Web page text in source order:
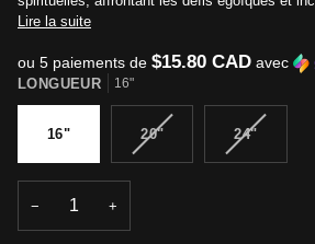
Lire la suite
ou 5 paiements de $15.80 CAD avec
LONGUEUR 16"
16" 20"VARIANTE
24"VARIANTE
− +